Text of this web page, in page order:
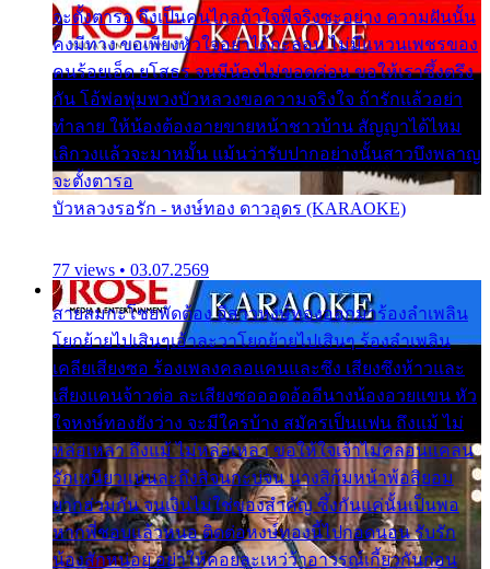
จะตั้งตารอ ถึงเป็นคนไกลถ้าใจพี่จริงซะอย่าง ความฝันนั้น
คงมีทาง ขอเพียงหัวใจอย่าได้กะล่อน ไม่มีแหวนเพชรของ
คนร้อยเอ็ด ยโสธร จนมีน้องไม่ขอดค่อน ขอให้เราซึ้งตรึง
กัน โอ้พ่อพุ่มพวงบัวหลวงขอความจริงใจ ถ้ารักแล้วอย่า
ทำลาย ให้น้องต้องอายขายหน้าชาวบ้าน สัญญาได้ไหม
เลิกวงแล้วจะมาหมั้น แม้นว่ารับปากอย่างนั้นสาวบึงพลาญ
จะตั้งตารอ
บัวหลวงรอรัก - หงษ์ทอง ดาวอุดร (KARAOKE)
77 views • 03.07.2569
สายลมกะโชยพัดต้อง อีสาวหงษ์ทองออกมาร้องลำเพลิน
โยกย้ายไปเสินๆเอ้าละวาโยกย้ายไปเสินๆ ร้องลำเพลิน
เคลียเสียงซอ ร้องเพลงคลอแคนและซึง เสียงซึงห้าวและ
เสียงแคนจ้าวต่อ ละเสียงซอออดอ้ออีนางน้องอวยแขน หัว
ใจหงษ์ทองยังว่าง จะมีใครบ้าง สมัครเป็นแฟน ถึงแม้ ไม่
หล่อเหลา ถึงแม้ ไม่หล่อเหลา ขอให้ใจเจ้าไม่คลอนแคลน
รักเหนียวแน่นละถึงสิจนกะบ่จน นางสิก้มหน้าพ้อสิยอม
ยากฮ่วมกัน จนเงินไม่ใช่ของสำคัญ ซึ้งกันแค่นั้นเป็นพอ
หากพี่ชอบแล้วหนอ ติดต่อหงษ์ทองนี้ไปกอดนอน รับรัก
น้องสักหน่อย อย่าให้คอยละเหว่ว้าอาวรณ์เกี้ยวกันก่อน